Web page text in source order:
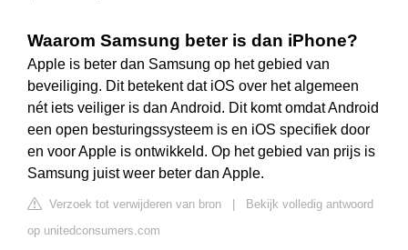
Waarom Samsung beter is dan iPhone?
Apple is beter dan Samsung op het gebied van
beveiliging. Dit betekent dat iOS over het algemeen
nét iets veiliger is dan Android. Dit komt omdat Android
een open besturingssysteem is en iOS specifiek door
en voor Apple is ontwikkeld. Op het gebied van prijs is
Samsung juist weer beter dan Apple.
Verzoek tot verwijderen van bron
Bekijk volledig antwoord
op unitedconsumers.com